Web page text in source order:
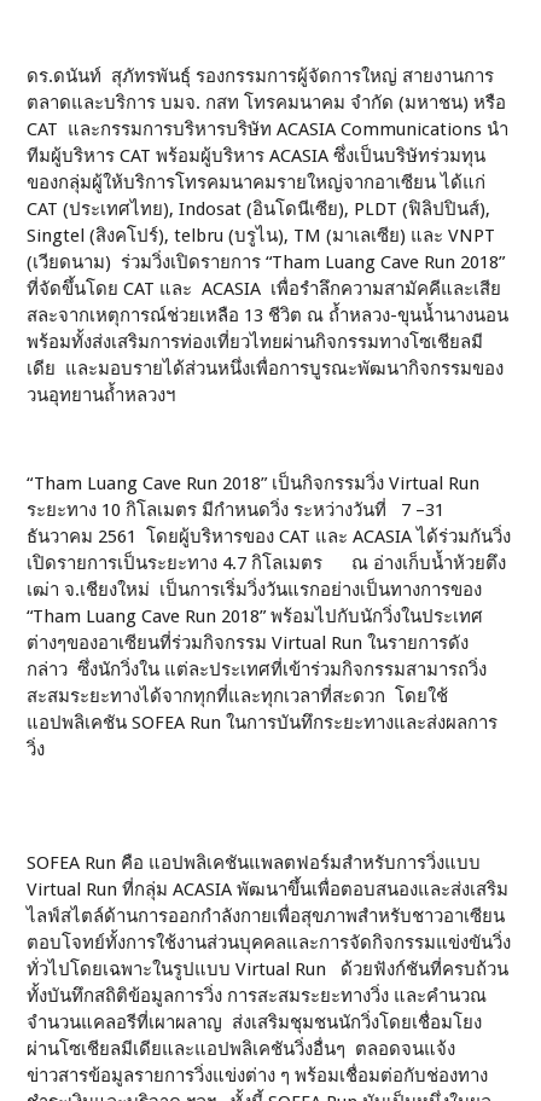
ดร.ดนันท์ สุภัทรพันธุ์ รองกรรมการผู้จัดการใหญ่ สายงานการ
ตลาดและบริการ บมจ. กสท โทรคมนาคม จำกัด (มหาชน) หรือ
CAT และกรรมการบริหารบริษัท ACASIA Communications นำ
ทีมผู้บริหาร CAT พร้อมผู้บริหาร ACASIA ซึ่งเป็นบริษัทร่วมทุน
ของกลุ่มผู้ให้บริการโทรคมนาคมรายใหญ่จากอาเซียน ได้แก่
CAT (ประเทศไทย), Indosat (อินโดนีเซีย), PLDT (ฟิลิปปินส์),
Singtel (สิงคโปร์), telbru (บรูไน), TM (มาเลเซีย) และ VNPT
(เวียดนาม) ร่วมวิ่งเปิดรายการ “Tham Luang Cave Run 2018”
ที่จัดขึ้นโดย CAT และ ACASIA เพื่อรำลึกความสามัคคีและเสีย
สละจากเหตุการณ์ช่วยเหลือ 13 ชีวิต ณ ถ้ำหลวง-ขุนน้ำนางนอน
พร้อมทั้งส่งเสริมการท่องเที่ยวไทยผ่านกิจกรรมทางโซเชียลมี
เดีย และมอบรายได้ส่วนหนึ่งเพื่อการบูรณะพัฒนากิจกรรมของ
วนอุทยานถ้ำหลวงฯ
“Tham Luang Cave Run 2018” เป็นกิจกรรมวิ่ง Virtual Run
ระยะทาง 10 กิโลเมตร มีกำหนดวิ่ง ระหว่างวันที่ 7 –31
ธันวาคม 2561 โดยผู้บริหารของ CAT และ ACASIA ได้ร่วมกันวิ่ง
เปิดรายการเป็นระยะทาง 4.7 กิโลเมตร ณ อ่างเก็บน้ำห้วยตึง
เฒ่า จ.เชียงใหม่ เป็นการเริ่มวิ่งวันแรกอย่างเป็นทางการของ
“Tham Luang Cave Run 2018” พร้อมไปกับนักวิ่งในประเทศ
ต่างๆของอาเซียนที่ร่วมกิจกรรม Virtual Run ในรายการดัง
กล่าว ซึ่งนักวิ่งใน แต่ละประเทศที่เข้าร่วมกิจกรรมสามารถวิ่ง
สะสมระยะทางได้จากทุกที่และทุกเวลาที่สะดวก โดยใช้
แอปพลิเคชัน SOFEA Run ในการบันทึกระยะทางและส่งผลการ
วิ่ง
SOFEA Run คือ แอปพลิเคชันแพลตฟอร์มสำหรับการวิ่งแบบ
Virtual Run ที่กลุ่ม ACASIA พัฒนาขึ้นเพื่อตอบสนองและส่งเสริม
ไลฟ์สไตล์ด้านการออกกำลังกายเพื่อสุขภาพสำหรับชาวอาเซียน
ตอบโจทย์ทั้งการใช้งานส่วนบุคคลและการจัดกิจกรรมแข่งขันวิ่ง
ทั่วไปโดยเฉพาะในรูปแบบ Virtual Run ด้วยฟังก์ชันที่ครบถ้วน
ทั้งบันทึกสถิติข้อมูลการวิ่ง การสะสมระยะทางวิ่ง และคำนวณ
จำนวนแคลอรีที่เผาผลาญ ส่งเสริมชุมชนนักวิ่งโดยเชื่อมโยง
ผ่านโซเชียลมีเดียและแอปพลิเคชันวิ่งอื่นๆ ตลอดจนแจ้ง
ข่าวสารข้อมูลรายการวิ่งแข่งต่าง ๆ พร้อมเชื่อมต่อกับช่องทาง